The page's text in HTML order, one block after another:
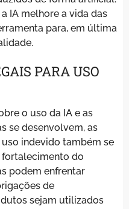
IA melhore a vida das
para, em última
PARA USO
o uso da IA e as
se desenvolvem, as
indevido também se
fortalecimento do
podem enfrentar
de
sejam utilizados